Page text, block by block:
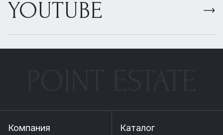
YOUTUBE
Компания Каталог